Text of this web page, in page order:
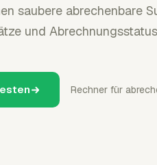
saubere abrechenbare
und
Rechner für